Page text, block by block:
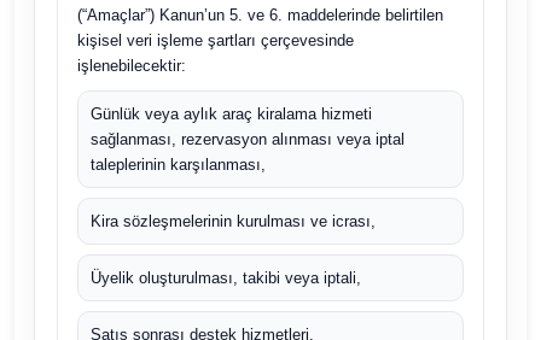
(“Amaçlar”) Kanun’un 5. ve 6. maddelerinde belirtilen
kişisel veri işleme şartları çerçevesinde
işlenebilecektir:
Günlük veya aylık araç kiralama hizmeti
sağlanması, rezervasyon alınması veya iptal
taleplerinin karşılanması,
Kira sözleşmelerinin kurulması ve icrası,
Üyelik oluşturulması, takibi veya iptali,
Satış sonrası destek hizmetleri,